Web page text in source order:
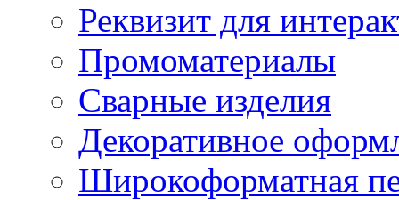
Реквизит для
Промоматериалы
Сварные изделия
Декоративное
Широкоформатная